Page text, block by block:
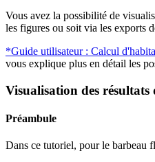
Vous avez la possibilité de
les figures ou soit via les exports
*Guide utilisateur : Calcul
vous explique plus en détail les
Visualisation des
Préambule
Dans ce tutoriel, pour le barbeau